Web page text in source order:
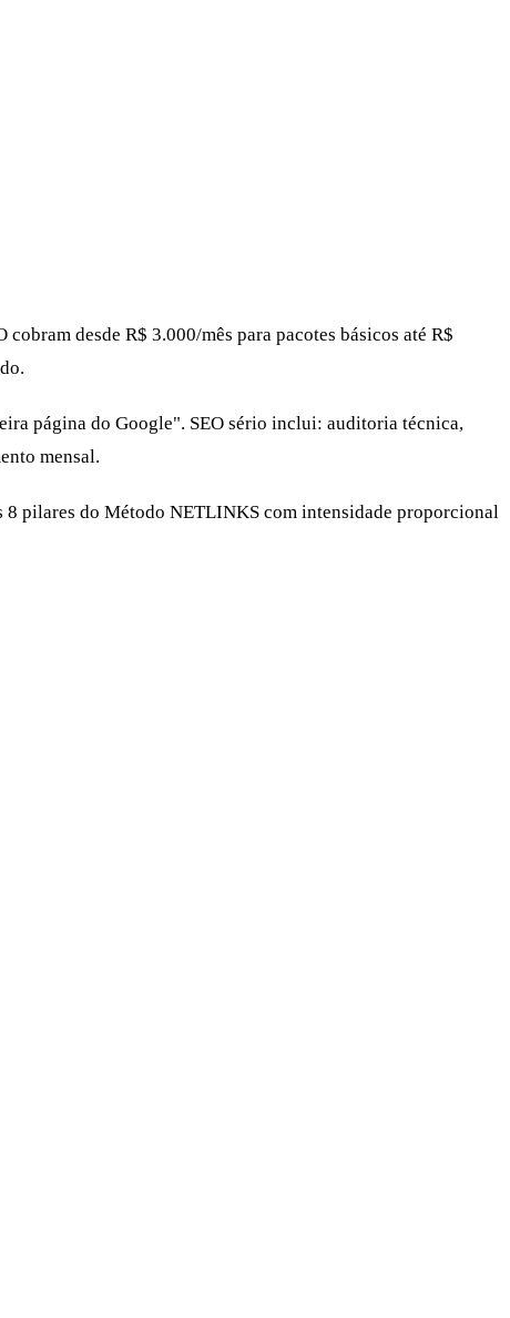
desde R$ 3.000/mês para pacotes básicos até R$
página do Google". SEO sério inclui: auditoria técnica,
mensal.
8 pilares do Método NETLINKS com intensidade proporcional